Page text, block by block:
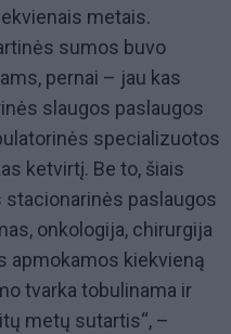
metais.
sumos buvo
pernai – jau kas
slaugos paslaugos
specializuotos
ketvirtį. Be to, šiais
paslaugos
onkologija, chirurgija
apmokamos kiekvieną
tvarka tobulinama ir
metų sutartis“, –